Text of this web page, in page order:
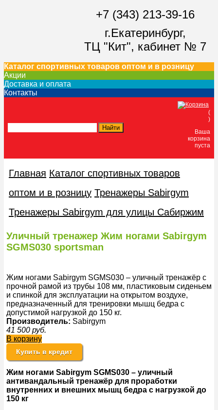
+7 (343) 213-39-16
г.Екатеринбург,
ТЦ "Кит", кабинет № 7
Каталог спортивных товаров оптом и в розницу
Акции
Доставка и оплата
Контакты
(
)
Ваша
корзина
пуста
Главная Каталог спортивных товаров
оптом и в розницу Тренажеры Sabirgym
Тренажеры Sabirgym для улицы Сабиржим
Уличный тренажер Жим ногами Sabirgym
SGMS030 sportsman
Жим ногами Sabirgym SGMS030 – уличный тренажёр с
прочной рамой из трубы 108 мм, пластиковым сиденьем
и спинкой для эксплуатации на открытом воздухе,
предназначенный для тренировки мышц бедра с
допустимой нагрузкой до 150 кг.
Производитель: Sabirgym
41 500 руб.
В корзину
Купить в кредит
Жим ногами Sabirgym SGMS030 – уличный
антивандальный тренажёр для проработки
внутренних и внешних мышц бедра с нагрузкой до
150 кг